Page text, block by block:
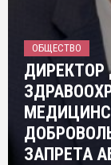
ОБЩЕСТВО
ДИРЕКТОР
ЗАПРЕТА